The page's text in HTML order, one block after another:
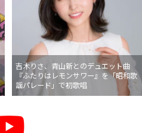
吉木りさ、青山新とのデュエット曲
『ふたりはレモンサワー』を「昭和歌
謡パレード」で初歌唱